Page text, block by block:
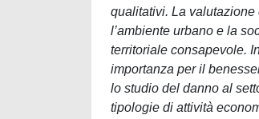
qualitativi. La
l’ambiente urbano e la
territoriale consapevole.
importanza per il
lo studio del danno al
tipologie di attività